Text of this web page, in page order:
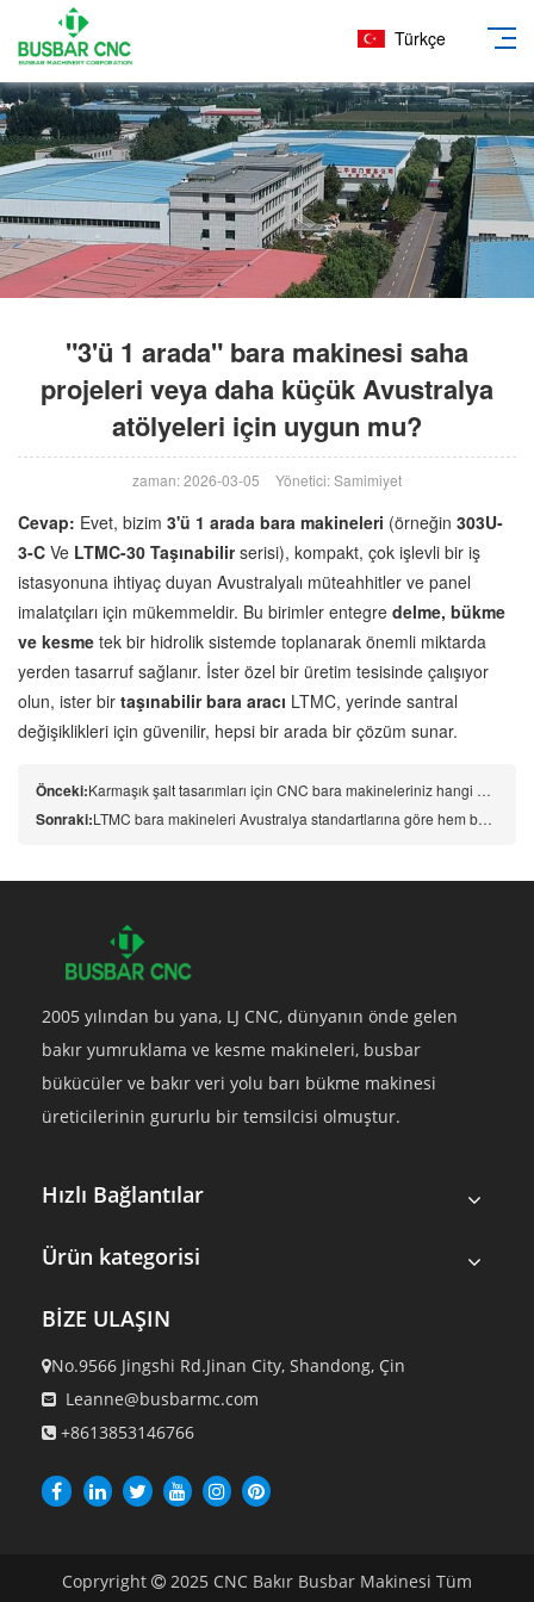
Türkçe
"3'ü 1 arada" bara makinesi saha
projeleri veya daha küçük Avustralya
atölyeleri için uygun mu?
zaman: 2026-03-05 Yönetici: Samimiyet
Cevap: Evet, bizim 3'ü 1 arada bara makineleri (örneğin 303U-
3-C Ve LTMC-30 Taşınabilir serisi), kompakt, çok işlevli bir iş
istasyonuna ihtiyaç duyan Avustralyalı müteahhitler ve panel
imalatçıları için mükemmeldir. Bu birimler entegre delme, bükme
ve kesme tek bir hidrolik sistemde toplanarak önemli miktarda
yerden tasarruf sağlanır. İster özel bir üretim tesisinde çalışıyor
olun, ister bir taşınabilir bara aracı LTMC, yerinde santral
değişiklikleri için güvenilir, hepsi bir arada bir çözüm sunar.
Önceki:Karmaşık şalt tasarımları için CNC bara makineleriniz hangi bükme yeteneklerini sunuyor?
Sonraki:LTMC bara makineleri Avustralya standartlarına göre hem bakır hem de alüminyum işlemeyi gerçekleştirebilir mi? zaman: 2026-02-06 admin: Samimiyet Cevap: Kesinlikle. HQ600-SP ve HQ400-1200B de dahil olmak üzere makinelerimiz, yüksek iletkenliğe sahip malzemelerin işlenmesi için özel olarak tasarlanmıştır.
2005 yılından bu yana, LJ CNC, dünyanın önde gelen
bakır yumruklama ve kesme makineleri, busbar
bükücüler ve bakır veri yolu barı bükme makinesi
üreticilerinin gururlu bir temsilcisi olmuştur.
Hızlı Bağlantılar
Ürün kategorisi
BİZE ULAŞIN
No.9566 Jingshi Rd.Jinan City, Shandong, Çin
 Leanne@busbarmc.com
 +8613853146766
Copryright  2025 CNC Bakır Busbar Makinesi Tüm